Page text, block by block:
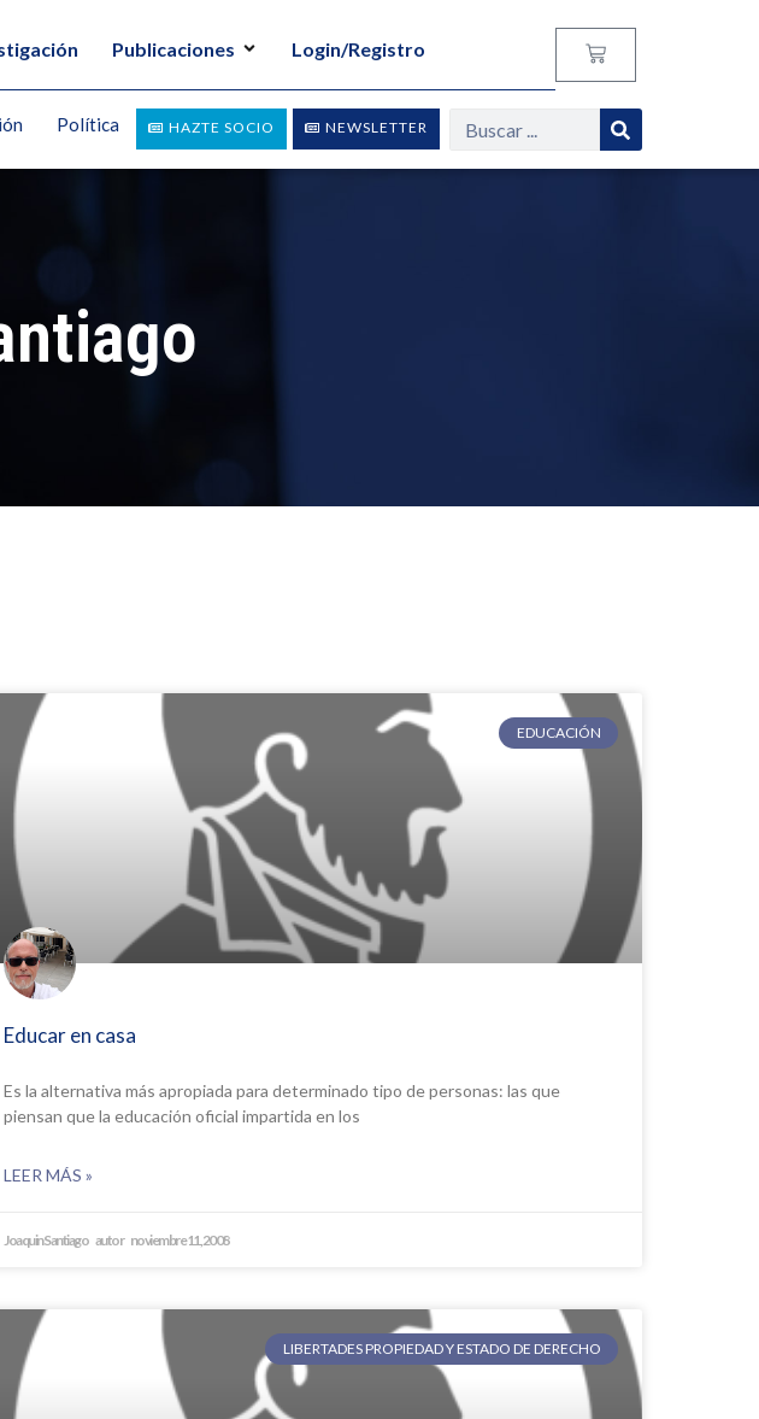
Publicaciones Login/Registro
NEWSLETTER
HAZTE SOCIO
Política
EDUCACIÓN
Educar en casa
Es la alternativa más apropiada para determinado tipo de personas: las que
piensan que la educación oficial impartida en los
LEER MÁS »
Joaquin Santiago noviembre 11, 2008
LIBERTADES PROPIEDAD Y ESTADO DE DERECHO